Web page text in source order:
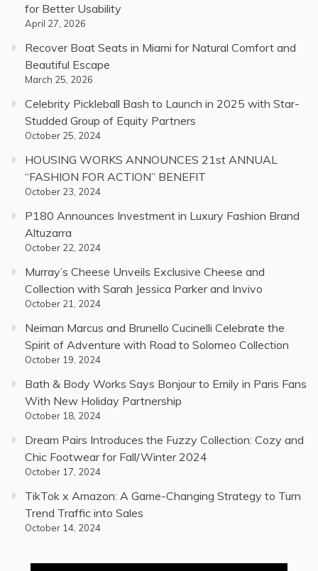
for Better Usability
April 27, 2026
Recover Boat Seats in Miami for Natural Comfort and
Beautiful Escape
March 25, 2026
Celebrity Pickleball Bash to Launch in 2025 with Star-
Studded Group of Equity Partners
October 25, 2024
HOUSING WORKS ANNOUNCES 21st ANNUAL
“FASHION FOR ACTION” BENEFIT
October 23, 2024
P180 Announces Investment in Luxury Fashion Brand
Altuzarra
October 22, 2024
Murray’s Cheese Unveils Exclusive Cheese and
Collection with Sarah Jessica Parker and Invivo
October 21, 2024
Neiman Marcus and Brunello Cucinelli Celebrate the
Spirit of Adventure with Road to Solomeo Collection
October 19, 2024
Bath & Body Works Says Bonjour to Emily in Paris Fans
With New Holiday Partnership
October 18, 2024
Dream Pairs Introduces the Fuzzy Collection: Cozy and
Chic Footwear for Fall/Winter 2024
October 17, 2024
TikTok x Amazon: A Game-Changing Strategy to Turn
Trend Traffic into Sales
October 14, 2024